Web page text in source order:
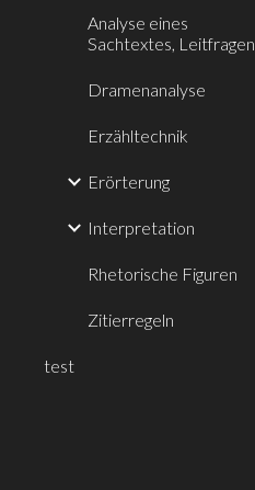
Analyse eines
Sachtextes, Leitfragen
Dramenanalyse
Erzähltechnik
Erörterung
Interpretation
Rhetorische Figuren
Zitierregeln
test